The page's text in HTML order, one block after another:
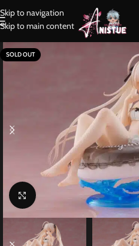
Skip to navigation
Skip to main content
SOLD OUT
Click to enlarge